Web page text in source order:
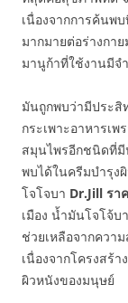
เนื่องจากการค้น
มากมายต่อร่างกา
มานูก้าที่ใช้งานมีจ
มันถูกพบว่ามีประสิ
กระเพาะอาหารเ
สมุนไพรอีกชนิดที่
พบได้ในครีมบำรุง
โจโจบา Dr.Jill รา
เมือง น้ำมันโจโจ้บ
ช่วยเหลือจากควา
เนื่องจากโครงสร้
ผิวหนังของมนุษย์